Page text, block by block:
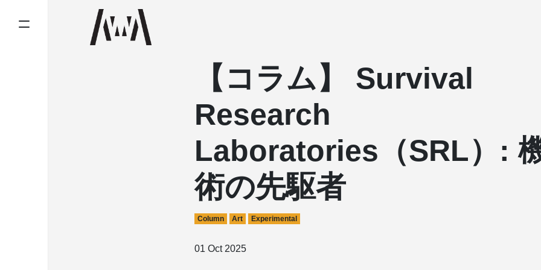
【コラム】 Survival
Research
Laboratories（SRL）:
術の先駆者
Column Art Experimental
01 Oct 2025